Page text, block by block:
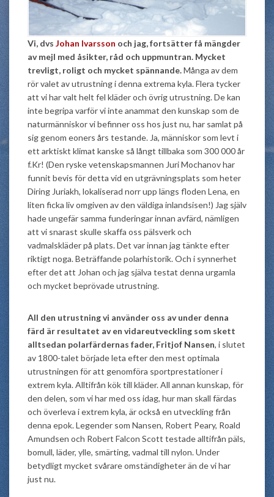
Vi, dvs Johan Ivarsson och jag, fortsätter få mängder
av mejl med åsikter, råd och uppmuntran. Mycket
trevligt, roligt och mycket spännande.Många av dem
rör valet av utrustning i denna extrema kyla. Flera tycker
att vi har valt helt fel kläder och övrig utrustning. De kan
inte begripa varför vi inte anammat den kunskap som de
naturmänniskor vi befinner oss hos just nu, har samlat på
sig genom eoners års testande. Ja, människor som levt i
ett arktiskt klimat kanske så långt tillbaka som 300 000 år
f.Kr! (Den ryske vetenskapsmannen Juri Mochanov har
funnit bevis för detta vid en utgrävningsplats som heter
Diring Juriakh, lokaliserad norr upp längs floden Lena, en
liten ficka liv omgiven av den väldiga inlandsisen!) Jag själv
hade ungefär samma funderingar innan avfärd, nämligen
att vi snarast skulle skaffa oss pälsverk och
vadmalskläder på plats. Det var innan jag tänkte efter
riktigt noga. Beträffande polarhistorik. Och i synnerhet
efter det att Johan och jag själva testat denna urgamla
och mycket beprövade utrustning.
All den utrustning vi använder oss av under denna
färd är resultatet av en vidareutveckling som skett
alltsedan polarfärdernas fader, Fritjof Nansen, i slutet
av 1800-talet började leta efter den mest optimala
utrustningen för att genomföra sportprestationer i
extrem kyla. Alltifrån kök till kläder. All annan kunskap, för
den delen, som vi har med oss idag, hur man skall färdas
och överleva i extrem kyla, är också en utveckling från
denna epok. Legender som Nansen, Robert Peary, Roald
Amundsen och Robert Falcon Scott testade alltifrån päls,
bomull, läder, ylle, smärting, vadmal till nylon. Under
betydligt mycket svårare omständigheter än de vi har
just nu.